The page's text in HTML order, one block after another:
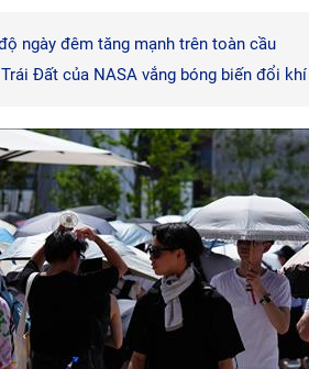
ngày đêm tăng mạnh trên toàn cầu
Đất của NASA vắng bóng biến đổi